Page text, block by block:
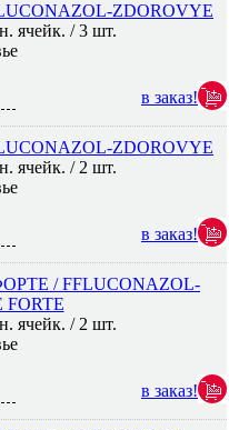
ZDOROVYE
ячейк. / 3 шт.
в заказ!
ZDOROVYE
ячейк. / 2 шт.
в заказ!
/ FFLUCONAZOL-
FORTE
ячейк. / 2 шт.
в заказ!